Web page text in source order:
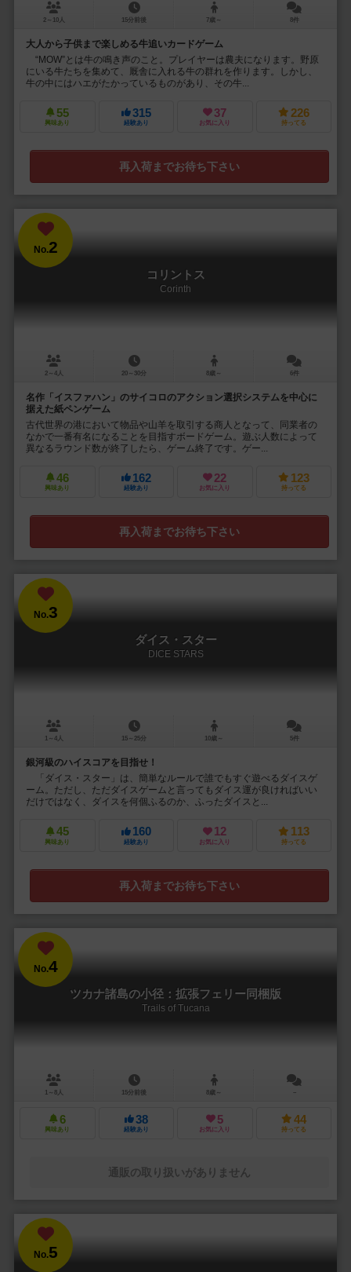
2～10人 15分前後 7歳～ 8件
大人から子供まで楽しめる牛追いカードゲーム
“MOW”とは牛の鳴き声のこと。プレイヤーは農夫になります。野原
にいる牛たちを集めて、厩舎に入れる牛の群れを作ります。しかし、
牛の中にはハエがたかっているものがあり、その牛...
55
興味あり
315
経験あり
37
お気に入り
226
持ってる
再入荷までお待ち下さい
No.2
コリントス
Corinth
2～4人 20～30分 8歳～ 6件
名作「イスファハン」のサイコロのアクション選択システムを中心に
据えた紙ペンゲーム
古代世界の港において物品や山羊を取引する商人となって、同業者の
なかで一番有名になることを目指すボードゲーム。遊ぶ人数によって
異なるラウンド数が終了したら、ゲーム終了です。ゲー...
46
興味あり
162
経験あり
22
お気に入り
123
持ってる
再入荷までお待ち下さい
No.3
ダイス・スター
DICE STARS
1～4人 15～25分 10歳～ 5件
銀河級のハイスコアを目指せ！
「ダイス・スター」は、簡単なルールで誰でもすぐ遊べるダイスゲ
ーム。ただし、ただダイスゲームと言ってもダイス運が良ければいい
だけではなく、ダイスを何個ふるのか、ふったダイスと...
45
興味あり
160
経験あり
12
お気に入り
113
持ってる
再入荷までお待ち下さい
No.4
ツカナ諸島の小径：拡張フェリー同梱版
Trails of Tucana
1～8人 15分前後 8歳～ －
6
興味あり
38
経験あり
5
お気に入り
44
持ってる
通販の取り扱いがありません
No.5